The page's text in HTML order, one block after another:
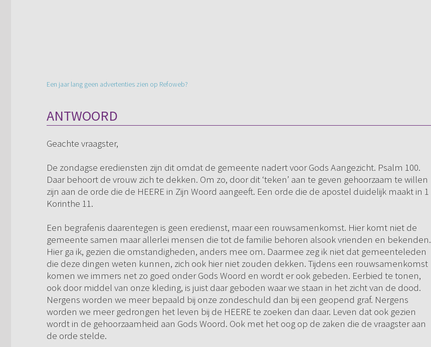
Een jaar lang geen advertenties zien op Refoweb?
ANTWOORD
Geachte vraagster,
De zondagse erediensten zijn dit omdat de gemeente nadert voor Gods Aangezicht. Psalm 100.
Daar behoort de vrouw zich te dekken. Om zo, door dit ‘teken’ aan te geven gehoorzaam te willen
zijn aan de orde die de HEERE in Zijn Woord aangeeft. Een orde die de apostel duidelijk maakt in 1
Korinthe 11.
Een begrafenis daarentegen is geen eredienst, maar een rouwsamenkomst. Hier komt niet de
gemeente samen maar allerlei mensen die tot de familie behoren alsook vrienden en bekenden.
Hier ga ik, gezien die omstandigheden, anders mee om. Daarmee zeg ik niet dat gemeenteleden
die deze dingen weten kunnen, zich ook hier niet zouden dekken. Tijdens een rouwsamenkomst
komen we immers net zo goed onder Gods Woord en wordt er ook gebeden. Eerbied te tonen,
ook door middel van onze kleding, is juist daar geboden waar we staan in het zicht van de dood.
Nergens worden we meer bepaald bij onze zondeschuld dan bij een geopend graf. Nergens
worden we meer gedrongen het leven bij de HEERE te zoeken dan daar. Leven dat ook gezien
wordt in de gehoorzaamheid aan Gods Woord. Ook met het oog op de zaken die de vraagster aan
de orde stelde.